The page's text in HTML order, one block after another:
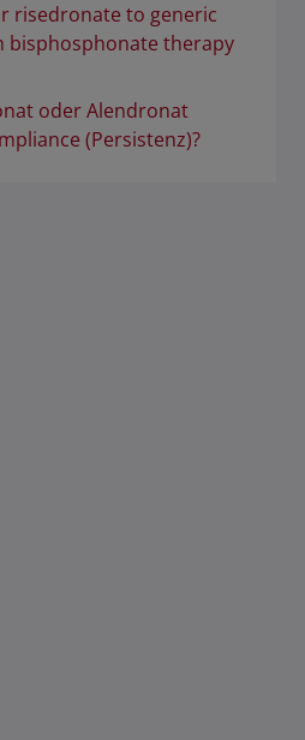
risedronate to generic
bisphosphonate therapy
oder Alendronat
(Persistenz)?